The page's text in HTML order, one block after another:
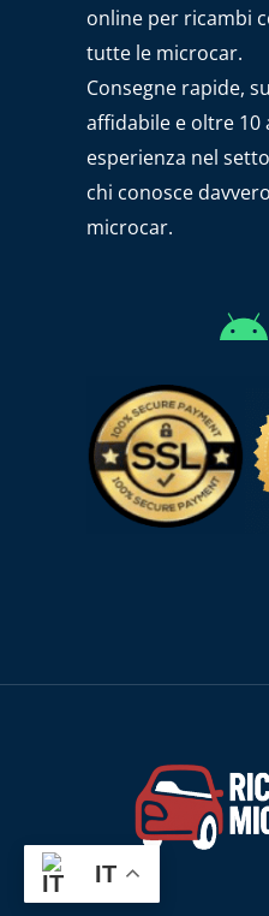
online per ricambi
tutte le microcar.
Consegne rapide,
affidabile e oltre 10
esperienza nel
chi conosce
microcar.
IT